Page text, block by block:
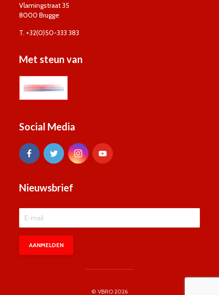
Vlamingstraat 35
8000 Brugge
T. +32(0)50-333 383
Met steun van
Social Media
Nieuwsbrief
© VBRO 2026